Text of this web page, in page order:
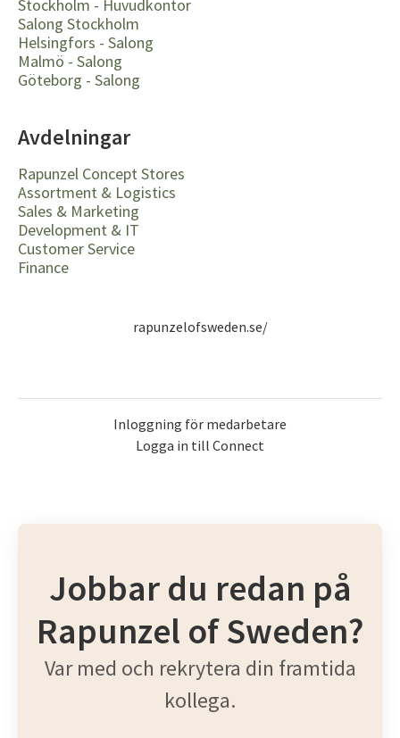
Stockholm - Huvudkontor
Salong Stockholm
Helsingfors - Salong
Malmö - Salong
Göteborg - Salong
Avdelningar
Rapunzel Concept Stores
Assortment & Logistics
Sales & Marketing
Development & IT
Customer Service
Finance
rapunzelofsweden.se/
Inloggning för medarbetare
Logga in till Connect
Jobbar du redan på
Rapunzel of Sweden?
Var med och rekrytera din framtida
kollega.